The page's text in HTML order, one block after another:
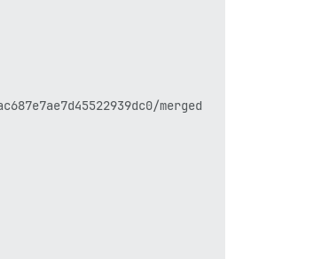
merged